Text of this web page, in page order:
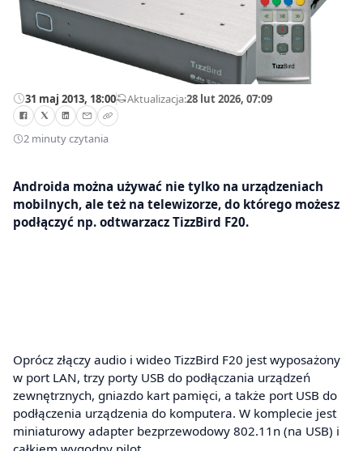
31 maj 2013, 18:00—Aktualizacja:28 lut 2026, 07:09
2 minuty czytania
Androida można używać nie tylko na urządzeniach
mobilnych, ale też na telewizorze, do którego możesz
podłączyć np. odtwarzacz TizzBird F20.
Oprócz złączy audio i wideo TizzBird F20 jest wyposażony
w port LAN, trzy porty USB do podłączania urządzeń
zewnętrznych, gniazdo kart pamięci, a także port USB do
podłączenia urządzenia do komputera. W komplecie jest
miniaturowy adapter bezprzewodowy 802.11n (na USB) i